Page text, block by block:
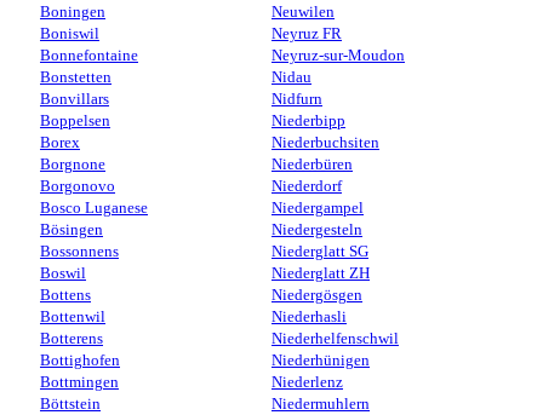
Boningen
Boniswil
Bonnefontaine
Bonstetten
Bonvillars
Boppelsen
Borex
Borgnone
Borgonovo
Bosco Luganese
Bösingen
Bossonnens
Boswil
Bottens
Bottenwil
Botterens
Bottighofen
Bottmingen
Böttstein
Neuwilen
Neyruz FR
Neyruz-sur-Moudon
Nidau
Nidfurn
Niederbipp
Niederbuchsiten
Niederbüren
Niederdorf
Niedergampel
Niedergesteln
Niederglatt SG
Niederglatt ZH
Niedergösgen
Niederhasli
Niederhelfenschwil
Niederhünigen
Niederlenz
Niedermuhlern